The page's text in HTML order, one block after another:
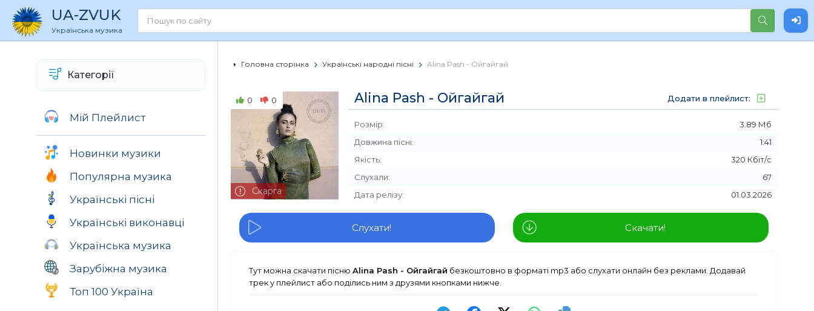
UA-ZVUK
Українська музика
Категорії
Мій Плейлист
Новинки музики
Популярна музика
Українські пісні
Українські виконавці
Українська музика
Зарубіжна музика
Топ 100 Україна
Головна сторінка Українські народні пісні Alina Pash - Ойгайгай
0 0
Скарга
Alina Pash - Ойгайгай Додати в плейлист:
Розмір:
3.89 Мб
Довжина пісні:
1:41
Якість:
320 Кбіт/с
Слухали:
67
Дата релізу:
01.03.2026
Слухати! Скачати!
Тут можна скачати пісню Alina Pash - Ойгайгай безкоштовно в форматі mp3 або слухати онлайн без реклами. Додавай
трек у плейлист або поділись ним з друзями кнопками нижче.